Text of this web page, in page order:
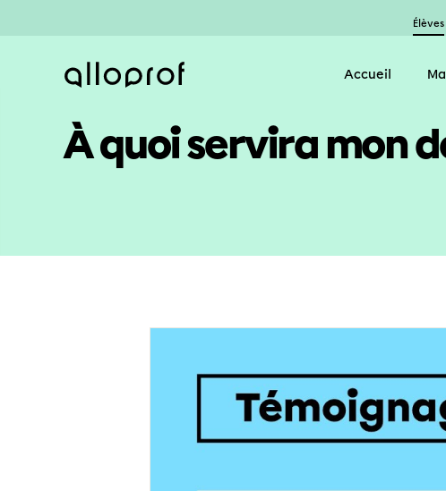
Élèves
Accueil
À quoi servira mon